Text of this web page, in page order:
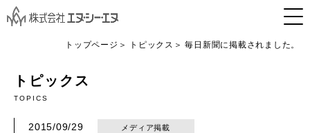
トップページ トピックス 毎日新聞に掲載されました。
トピックス
TOPICS
2015/09/29 メディア掲載